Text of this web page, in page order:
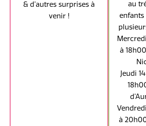
& d’autres surprises à
venir !
au
enfants
à
Jeudi
à